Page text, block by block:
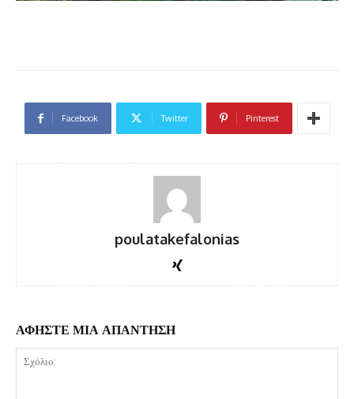
Facebook Twitter Pinterest
poulatakefalonias
ΑΦΗΣΤΕ ΜΙΑ ΑΠΑΝΤΗΣΗ